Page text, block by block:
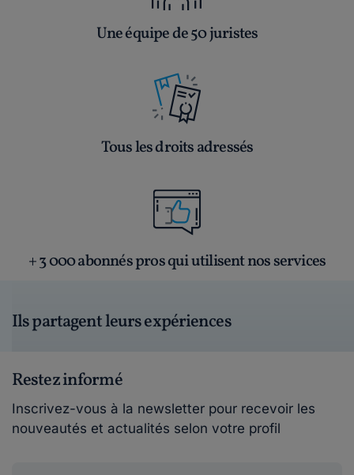
Une équipe de 50 juristes
Tous les droits adressés
+ 3 000 abonnés pros qui utilisent nos services
Ils partagent leurs expériences
Restez informé
Inscrivez-vous à la newsletter pour recevoir les
nouveautés et actualités selon votre profil